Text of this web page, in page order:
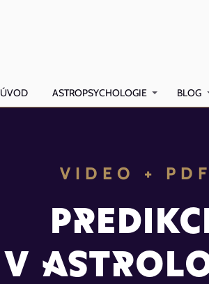
ÚVOD ASTROPSYCHOLOGIE BLOG
VIDEO + PDF
v